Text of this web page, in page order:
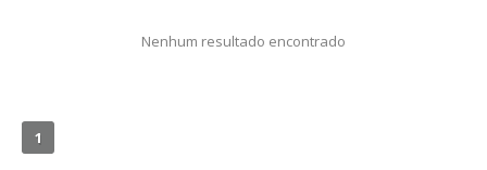
Nenhum resultado encontrado
1